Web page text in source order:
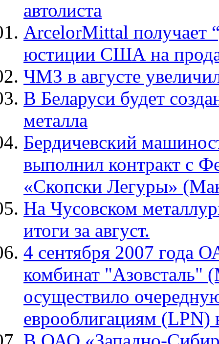
автолиста
ArcelorMittal получает
юстиции США на
ЧМЗ в августе
В Беларуси будет
металла
Бердичевский
выполнил контракт с
«Скопски Легуры»
На Чусовском
итоги за август.
4 сентября 2007 года
комбинат "Азовсталь"
осуществило
еврооблигациям